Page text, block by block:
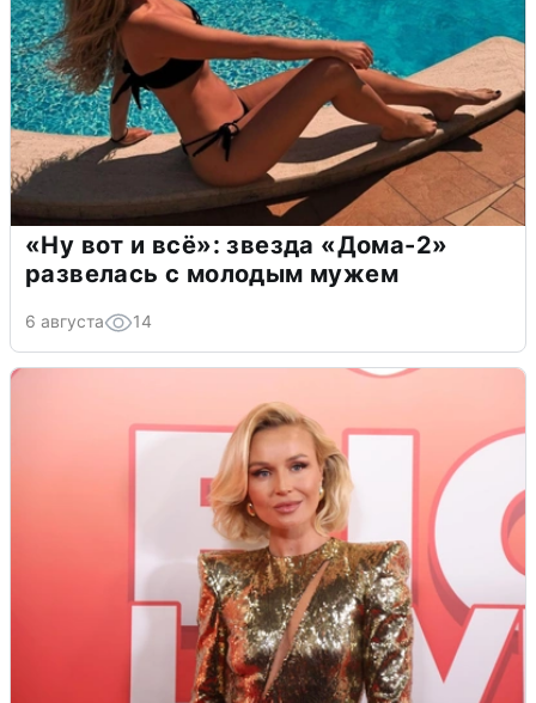
«Ну вот и всё»: звезда «Дома-2»
развелась с молодым мужем
6 августа 14